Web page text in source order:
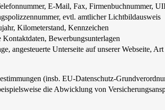
E-Mail, Fax, Firmenbuchnummer,
evtl. amtlicher Lichtbildausweis
Kilometerstand, Kennzeichen
Bewerbungsunterlagen
angesteuerte Unterseite auf unserer Webseite,
(insb. EU-Datenschutz-
die Abwicklung von